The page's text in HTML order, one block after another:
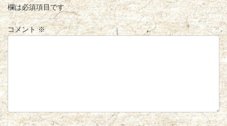
欄は必須項目です
コメント※